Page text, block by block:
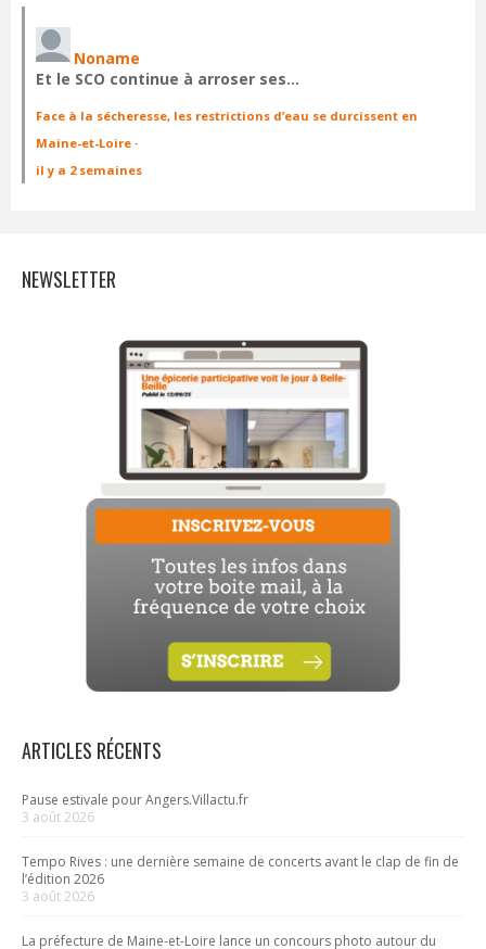
Noname
Et le SCO continue à arroser ses…
Face à la sécheresse, les restrictions d’eau se durcissent en
Maine-et-Loire ·
il y a 2 semaines
NEWSLETTER
ARTICLES RÉCENTS
Pause estivale pour Angers.Villactu.fr
3 août 2026
Tempo Rives : une dernière semaine de concerts avant le clap de fin de
l’édition 2026
3 août 2026
La préfecture de Maine-et-Loire lance un concours photo autour du